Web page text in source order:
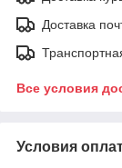
Доставка
Все условия
Условия